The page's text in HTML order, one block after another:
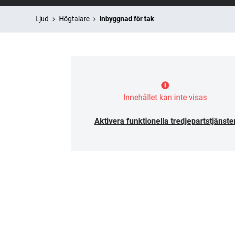
Ljud Högtalare Inbyggnad för tak
Innehållet kan inte visas
Aktivera funktionella